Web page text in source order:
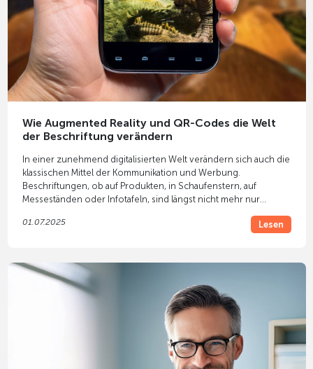
Wie Augmented Reality und QR-Codes die Welt
der Beschriftung verändern
In einer zunehmend digitalisierten Welt verändern sich auch die
klassischen Mittel der Kommunikation und Werbung.
Beschriftungen, ob auf Produkten, in Schaufenstern, auf
Messeständen oder Infotafeln, sind längst nicht mehr nur
Augmented Reality
erhalten sie eine völlig
01.07.2025 Lesen